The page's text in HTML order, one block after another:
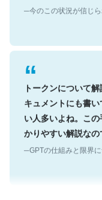
─今のこの状況が信じ
トークンについて
キュメントにも書
い人多いよね。こ
かりやすい解説なの
─GPTの仕組みと限界